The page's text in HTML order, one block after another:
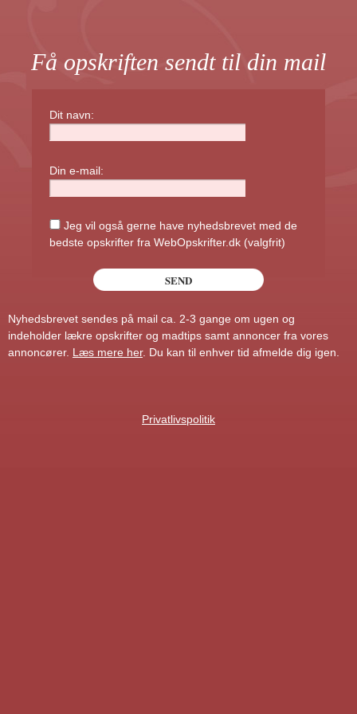
Få opskriften sendt til din mail
Dit navn:
Din e-mail:
Jeg vil også gerne have nyhedsbrevet med de
bedste opskrifter fra WebOpskrifter.dk (valgfrit)
Nyhedsbrevet sendes på mail ca. 2-3 gange om ugen og
indeholder lækre opskrifter og madtips samt annoncer fra vores
annoncører. Læs mere her. Du kan til enhver tid afmelde dig igen.
Privatlivspolitik